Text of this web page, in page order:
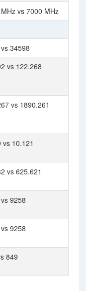
vs 7000 MHz
34598
vs 122.268
vs 1890.261
vs 10.121
vs 625.621
9258
9258
849